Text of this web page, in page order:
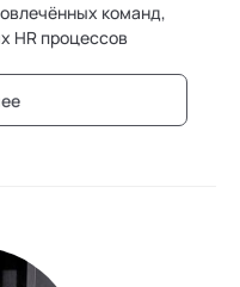
команд,
HR процессов